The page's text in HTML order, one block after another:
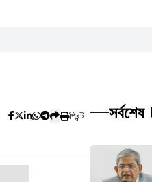
প্রিন্ট সর্বশেষ